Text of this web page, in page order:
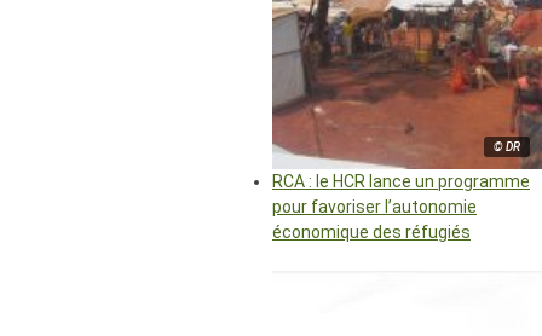
© DR
RCA : le HCR lance un programme
pour favoriser l’autonomie
économique des réfugiés